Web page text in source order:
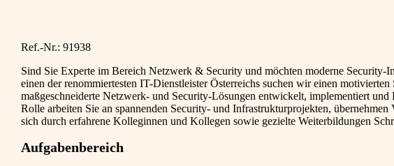
Ref.-Nr.: 91938
Sind Sie Experte im Bereich Netzwerk & Security und möchten moderne Security-
einen der renommiertesten IT-Dienstleister Österreichs suchen wir einen
maßgeschneiderte Netzwerk- und Security-Lösungen entwickelt, implementiert
Rolle arbeiten Sie an spannenden Security- und Infrastrukturprojekten,
sich durch erfahrene Kolleginnen und Kollegen sowie gezielte Weiterbildungen
Aufgabenbereich